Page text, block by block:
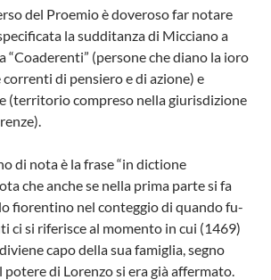
del Proemio è do­veroso far notare
la sudditanza di Micciano a
“Coaderenti” (persone che diano la ioro
correnti di pensiero e di azione) e
(territorio compreso nella giurisdizio­ne
di nota è la frase “in dictione
che anche se nella prima parte si fa
fiorentino nel conteggio di quando fu­
ci si riferisce al momen­to in cui (1469)
capo della sua famiglia, segno
di Lorenzo si era già affer­mato.